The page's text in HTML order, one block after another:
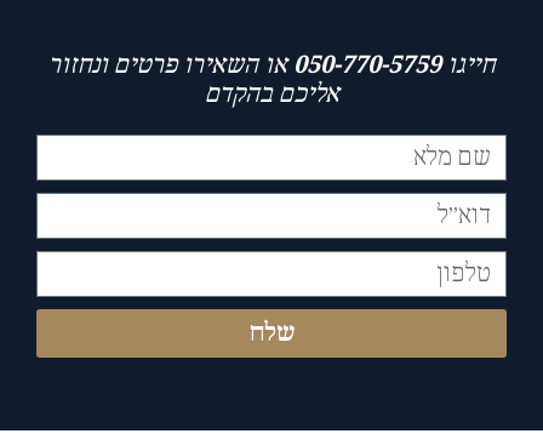
חייגו050-770-5759 או השאירו פרטים ונחזור
אליכם בהקדם
שלח